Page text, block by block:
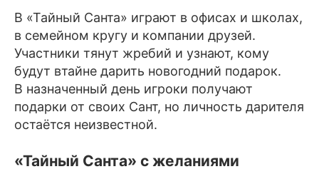
В «Тайный Санта» играют в офисах и школах,
в семейном кругу и компании друзей.
Участники тянут жребий и узнают, кому
будут втайне дарить новогодний подарок.
В назначенный день игроки получают
подарки от своих Сант, но личность дарителя
остаётся неизвестной.
«Тайный Санта» с желаниями